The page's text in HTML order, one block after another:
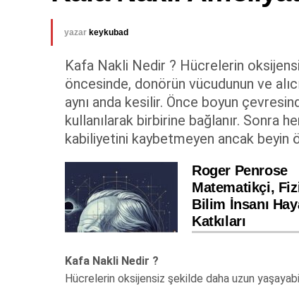
yazar keykubad
Kafa Nakli Nedir ? Hücrelerin
öncesinde, donörün vücudunun ve
aynı anda kesilir. Önce boyun
kullanılarak birbirine bağlanır. Sonra
kabiliyetini kaybetmeyen ancak beyin
Roger Penrose
Matematikçi,
Bilim İnsanı
Katkıları
Kafa Nakli Nedir ?
Hücrelerin oksijensiz şekilde daha uzun